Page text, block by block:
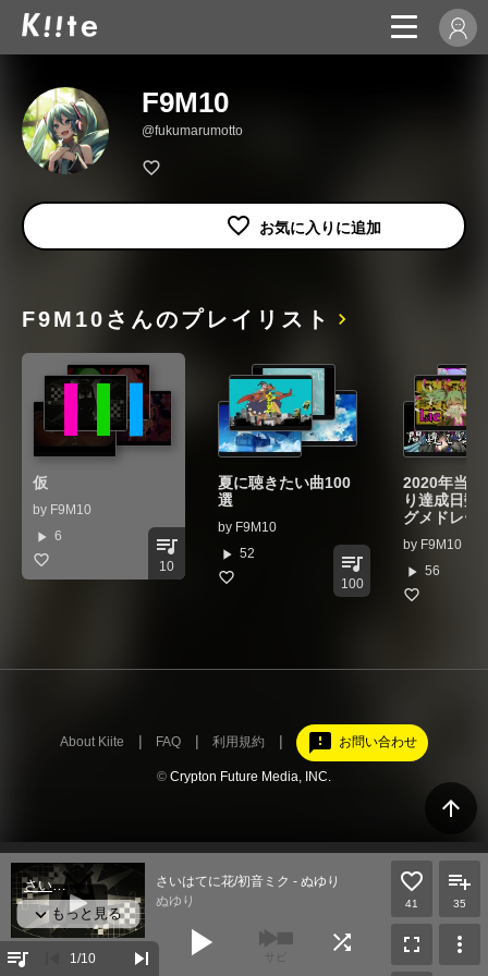
F9M10
@fukumarumotto
F9M10さんのプレイリスト
仮
by F9M10
play_arrow 6 queue_music
10
夏に聴きたい曲100
選
by F9M10
play_arrow 52 queue_music
100
2020年当時
り達成日数
グメドレー
by F9M10
play_arrow 56
arrow_upward
About Kiite FAQ 利用規約 feedback お問い合わせ
© Crypton Future Media, INC.
queue_music 1 /10 skip_next
さいはてに花/初音ミク - ぬゆり
ぬゆり
play_arrow サビ
shuffle
41 35
fullscreen more_vert